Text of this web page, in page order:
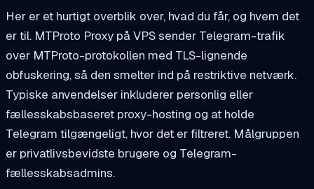
Her er et hurtigt overblik over, hvad du får, og hvem det
er til. MTProto Proxy på VPS sender Telegram-trafik
over MTProto-protokollen med TLS-lignende
obfuskering, så den smelter ind på restriktive netværk.
Typiske anvendelser inkluderer personlig eller
fællesskabsbaseret proxy-hosting og at holde
Telegram tilgængeligt, hvor det er filtreret. Målgruppen
er privatlivsbevidste brugere og Telegram-
fællesskabsadmins.